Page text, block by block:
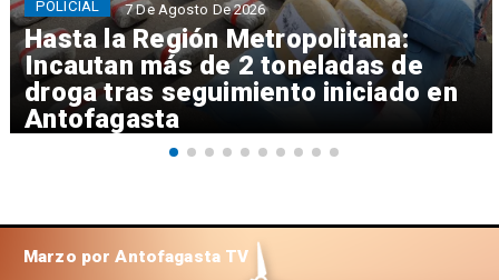
Hasta la Región Metropolitana:
Incautan más de 2 toneladas de
droga tras seguimiento iniciado en
Antofagasta
POLICIAL 7 De Agosto De 2026
Marzo por Antofagasta TV